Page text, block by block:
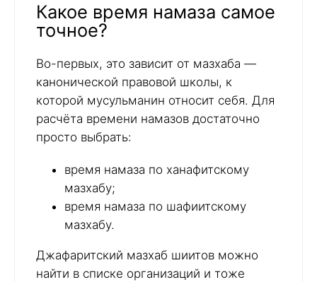
Какое время намаза самое
точное?
Во-первых, это зависит от мазхаба —
канонической правовой школы, к
которой мусульманин относит себя. Для
расчёта времени намазов достаточно
просто выбрать:
время намаза по ханафитскому
мазхабу;
время намаза по шафиитскому
мазхабу.
Джафаритский мазхаб шиитов можно
найти в списке организаций и тоже